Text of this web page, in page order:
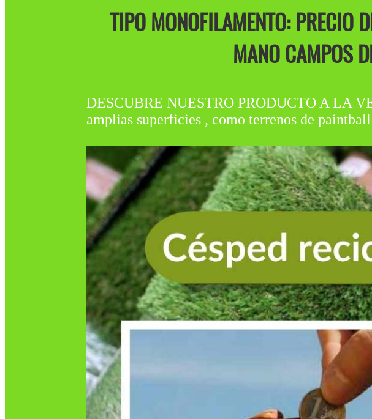
TIPO MONOFILAMENTO: PRECIO
MANO CAMPOS
DESCUBRE NUESTRO PRODUCTO A LA
amplias superficies , como terrenos de